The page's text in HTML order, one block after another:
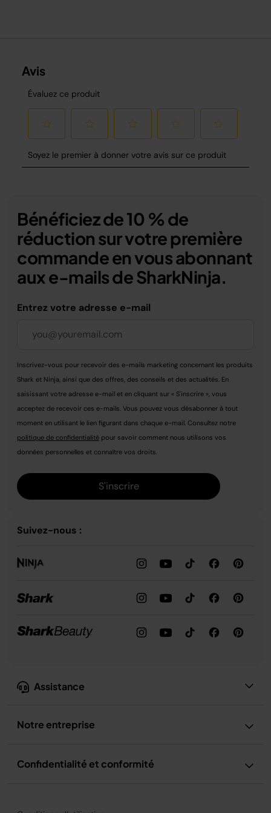
Assistance
Notre entreprise
Confidentialité et conformité
Bénéficiez de 10 % de
réduction sur votre première
commande en vous abonnant
aux e-mails de SharkNinja.
Entrez votre adresse e-mail
Inscrivez-vous pour recevoir des e-mails marketing concernant les produits
Shark et Ninja, ainsi que des offres, des conseils et des actualités. En
saisissant votre adresse e-mail et en cliquant sur « S'inscrire », vous
acceptez de recevoir ces e-mails. Vous pouvez vous désabonner à tout
moment en utilisant le lien figurant dans chaque e-mail. Consultez notre
politique de confidentialité pour savoir comment nous utilisons vos
données personnelles et connaître vos droits.
S'inscrire
Suivez-nous :